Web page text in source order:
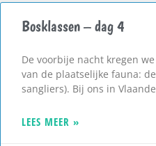
Bosklassen – dag 4
De voorbije nacht kregen
van de plaatselijke fauna:
sangliers). Bij ons in
LEES MEER »